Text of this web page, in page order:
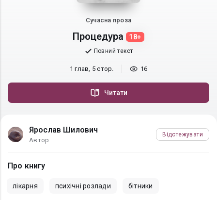
Сучасна проза
Процедура 18+
Повний текст
1 глав, 5 стор. 16
Читати
Ярослав Шилович
Автор
Відстежувати
Про книгу
лікарня психічні розлади бітники